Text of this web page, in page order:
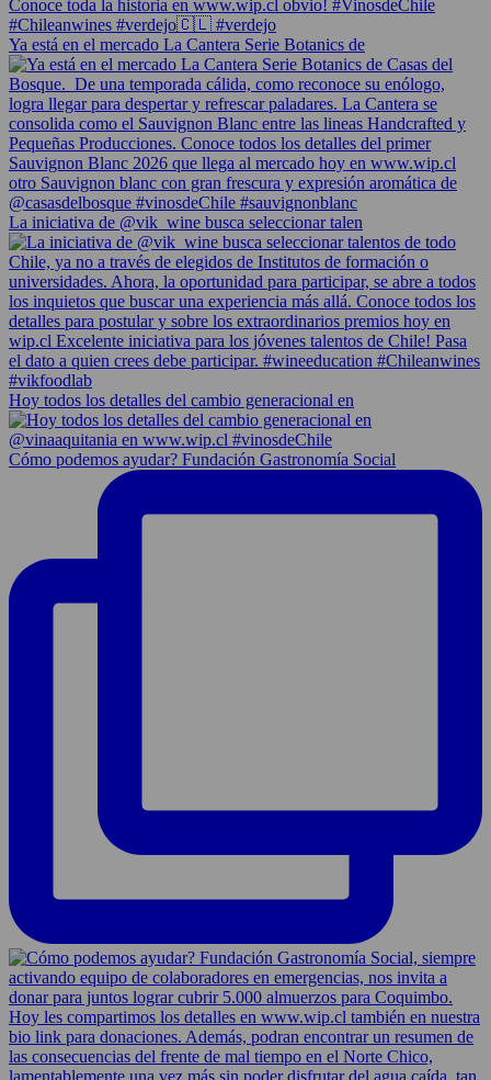
Ya está en el mercado La Cantera Serie Botanics de
La iniciativa de @vik_wine busca seleccionar talen
Hoy todos los detalles del cambio generacional en
Cómo podemos ayudar? Fundación Gastronomía Social